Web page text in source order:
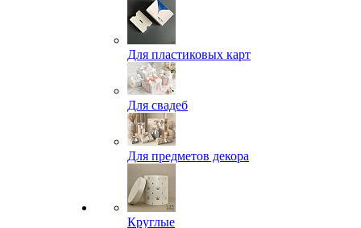
Для пластиковых карт
Для свадеб
Для предметов декора
Круглые